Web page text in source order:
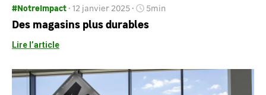
#NotreImpact 12 janvier 2025 5min
Des magasins plus durables
Lire l’article